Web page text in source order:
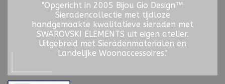
"Opgericht in 2005 Bijou Gio Design™
Sieradencollectie met tijdloze
handgemaakte kwalitatieve sieraden met
SWAROVSKI ELEMENTS uit eigen atelier.
Uitgebreid met Sieradenmaterialen en
Landelijke Woonaccessoires."